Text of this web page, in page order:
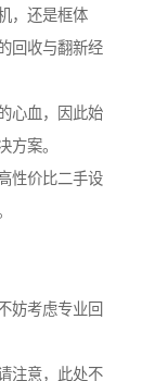
，还是框体
回收与翻新经
心血，因此始
方案。
性价比二手设
妨考虑专业回
注意，此处不